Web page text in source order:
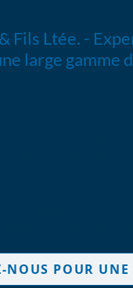
Fils Ltée. -
large gamme
NOUS POUR